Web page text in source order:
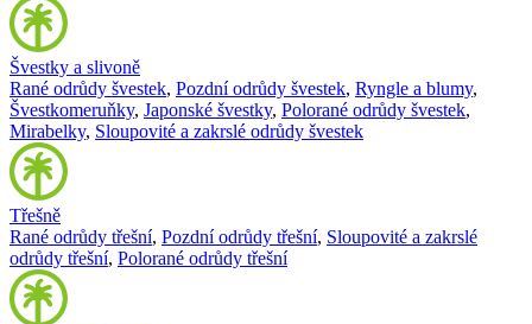
Švestky a slivoně
Rané odrůdy švestek, Pozdní odrůdy švestek, Ryngle a blumy,
Švestkomeruňky, Japonské švestky, Polorané odrůdy švestek,
Mirabelky, Sloupovité a zakrslé odrůdy švestek
Třešně
Rané odrůdy třešní, Pozdní odrůdy třešní, Sloupovité a zakrslé
odrůdy třešní, Polorané odrůdy třešní